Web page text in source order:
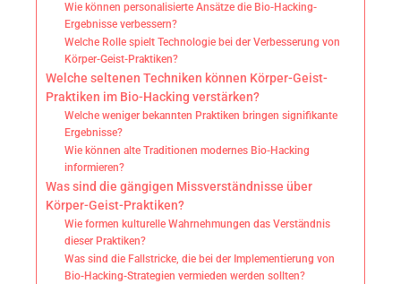
Wie können personalisierte Ansätze die Bio-Hacking-
Ergebnisse verbessern?
Welche Rolle spielt Technologie bei der Verbesserung von
Körper-Geist-Praktiken?
Welche seltenen Techniken können Körper-Geist-
Praktiken im Bio-Hacking verstärken?
Welche weniger bekannten Praktiken bringen signifikante
Ergebnisse?
Wie können alte Traditionen modernes Bio-Hacking
informieren?
Was sind die gängigen Missverständnisse über
Körper-Geist-Praktiken?
Wie formen kulturelle Wahrnehmungen das Verständnis
dieser Praktiken?
Was sind die Fallstricke, die bei der Implementierung von
Bio-Hacking-Strategien vermieden werden sollten?